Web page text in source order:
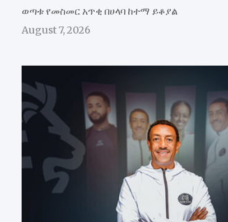
ወጣቱ የመስመር አጥቂ በሀላባ ከተማ ይቆያል
August 7, 2026